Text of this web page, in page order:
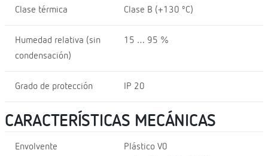
Clase térmica Clase B (+130 ºC)
Humedad relativa (sin
condensación)
15 … 95 %
Grado de protección IP 20
CARACTERÍSTICAS MECÁNICAS
Envolvente
Plástico V0